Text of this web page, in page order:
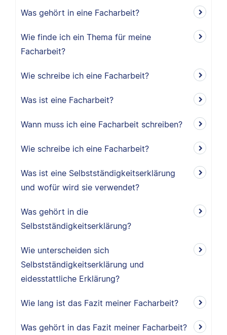
Was gehört in eine Facharbeit?
Wie finde ich ein Thema für meine
Facharbeit?
Wie schreibe ich eine Facharbeit?
Was ist eine Facharbeit?
Wann muss ich eine Facharbeit schreiben?
Wie schreibe ich eine Facharbeit?
Was ist eine Selbstständigkeitserklärung
und wofür wird sie verwendet?
Was gehört in die
Selbstständigkeitserklärung?
Wie unterscheiden sich
Selbstständigkeitserklärung und
eidesstattliche Erklärung?
Wie lang ist das Fazit meiner Facharbeit?
Was gehört in das Fazit meiner Facharbeit?